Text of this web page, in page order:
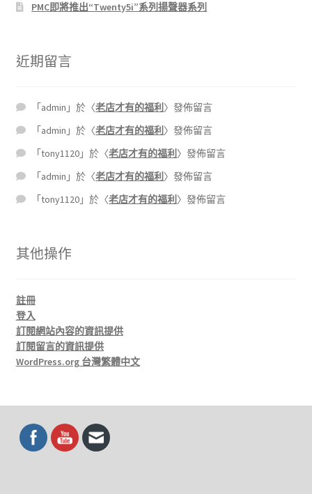
PMC即將推出“Twenty5i”系列揚聲器系列
近期留言
「admin 」於〈老店才有的福利 〉發佈留言
「admin 」於〈老店才有的福利 〉發佈留言
「tony1120 」於〈老店才有的福利 〉發佈留言
「admin 」於〈老店才有的福利 〉發佈留言
「tony1120 」於〈老店才有的福利 〉發佈留言
其他操作
註冊
登入
訂閱網站內容的資訊提供
訂閱留言的資訊提供
WordPress.org 台灣繁體中文